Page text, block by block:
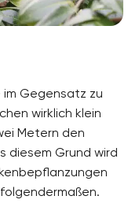
Gegensatz zu
wirklich klein
Metern den
diesem Grund wird